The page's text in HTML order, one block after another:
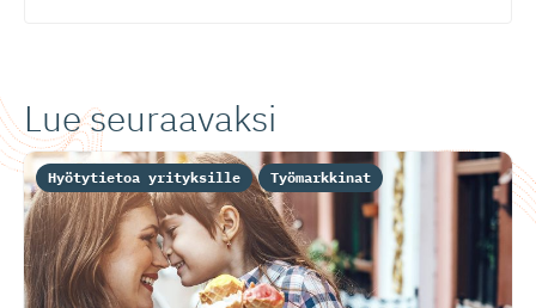
Lue seuraavaksi
Hyötytietoa yrityksille Työmarkkinat